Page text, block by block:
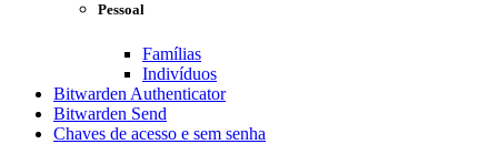
Pessoal
Famílias
Indivíduos
Bitwarden Authenticator
Bitwarden Send
Chaves de acesso e sem senha